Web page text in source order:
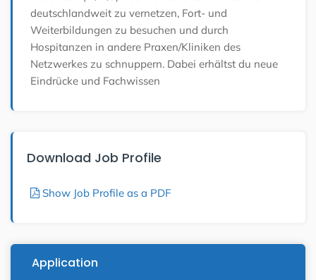
deutschlandweit zu vernetzen, Fort- und
Weiterbildungen zu besuchen und durch
Hospitanzen in andere Praxen/Kliniken des
Netzwerkes zu schnuppern. Dabei erhältst du neue
Eindrücke und Fachwissen
Download Job Profile
Show Job Profile as a PDF
Application